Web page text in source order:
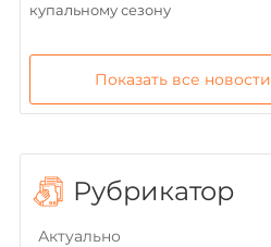
купальному сезону
Показать все новости
Рубрикатор
Актуально